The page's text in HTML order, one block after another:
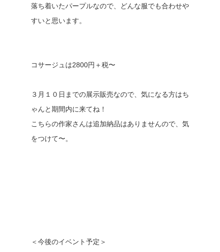
落ち着いたパープルなので、どんな服でも合わせや
すいと思います。
コサージュは2800円＋税〜
３月１０日までの展示販売なので、気になる方はち
ゃんと期間内に来てね！
こちらの作家さんは追加納品はありませんので、気
をつけて〜。
＜今後のイベント予定＞